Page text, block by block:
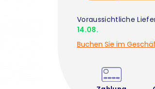
Voraussichtliche
14.08.
Buchen Sie im